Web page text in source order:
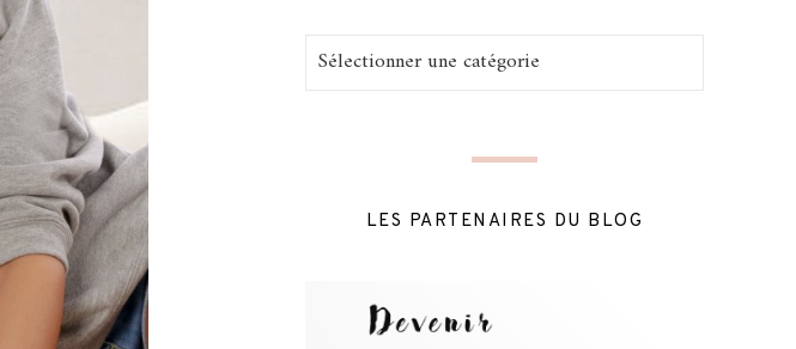
Catégories
LES PARTENAIRES DU BLOG